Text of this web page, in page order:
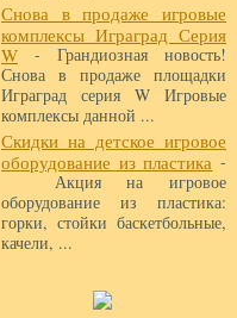
Снова в продаже игровые
комплексы Играград Серия
W - Грандиозная новость!
Снова в продаже площадки
Играград серия W Игровые
комплексы данной ...
Скидки на детское игровое
оборудование из пластика -
Акция на игровое
оборудование из пластика:
горки, стойки баскетбольные,
качели, ...